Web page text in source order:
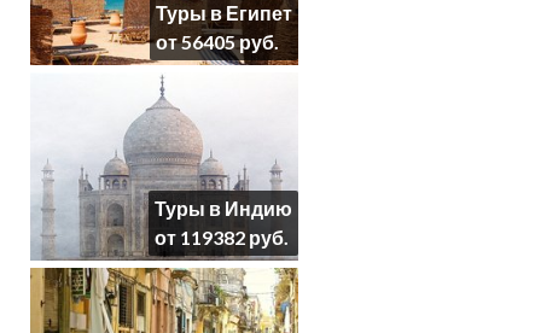
Туры в Египет
от 56405 руб.
Туры в Индию
от 119382 руб.